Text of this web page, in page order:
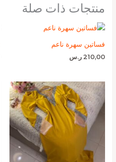
منتجات ذات صلة
فساتين سهرة ناعم
210,00 ر.س